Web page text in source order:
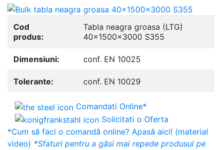
Cod
produs:
Tabla neagra groasa (LTG)
40x1500x3000 S355
Dimensiuni: conf. EN 10025
Tolerante: conf. EN 10029
Comandati Online*
Solicitati o Oferta
*Cum să faci o comandă online? Apasă aici! (material
video) *Sfaturi pentru a găsi mai repede produsul pe